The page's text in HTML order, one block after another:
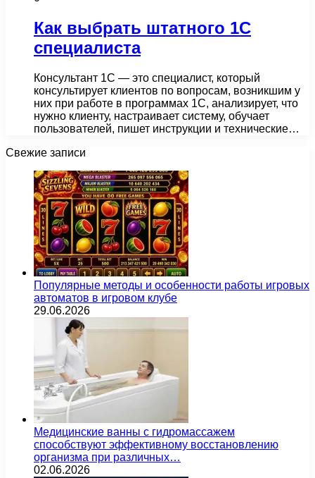
Как выбрать штатного 1С
специалиста
Консультант 1С — это специалист, который
консультирует клиентов по вопросам, возникшим у
них при работе в программах 1С, анализирует, что
нужно клиенту, настраивает систему, обучает
пользователей, пишет инструкции и технические…
Свежие записи
Популярные методы и особенности работы игровых
автоматов в игровом клубе
29.06.2026
Медицинские ванны с гидромассажем
способствуют эффективному восстановлению
организма при различных…
02.06.2026